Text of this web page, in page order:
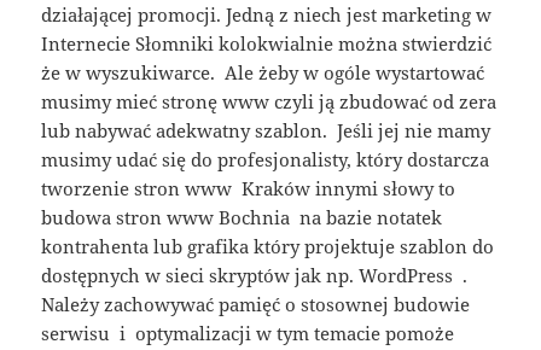
działającej promocji. Jedną z niech jest marketing w
Internecie Słomniki kolokwialnie można stwierdzić
że w wyszukiwarce. Ale żeby w ogóle wystartować
musimy mieć stronę www czyli ją zbudować od zera
lub nabywać adekwatny szablon. Jeśli jej nie mamy
musimy udać się do profesjonalisty, który dostarcza
tworzenie stron www Kraków innymi słowy to
budowa stron www Bochnia na bazie notatek
kontrahenta lub grafika który projektuje szablon do
dostępnych w sieci skryptów jak np. WordPress .
Należy zachowywać pamięć o stosownej budowie
serwisu i optymalizacji w tym temacie pomoże